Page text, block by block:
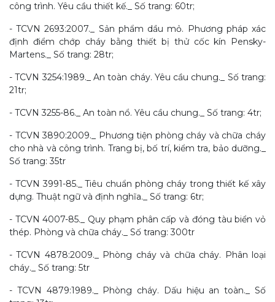
công trình. Yêu cầu thiết kế._ Số trang: 60tr;
- TCVN 2693:2007._ Sản phẩm dầu mỏ. Phương pháp xác
định điểm chớp cháy bằng thiết bị thử cốc kín Pensky-
Martens._ Số trang: 28tr;
- TCVN 3254:1989._ An toàn cháy. Yêu cầu chung._ Số trang:
21tr;
- TCVN 3255-86._ An toàn nổ. Yêu cầu chung._ Số trang: 4tr;
- TCVN 3890:2009._ Phương tiện phòng cháy và chữa cháy
cho nhà và công trình. Trang bị, bố trí, kiểm tra, bảo dưỡng._
Số trang: 35tr
- TCVN 3991-85._ Tiêu chuẩn phòng cháy trong thiết kế xây
dựng. Thuật ngữ và định nghĩa._ Số trang: 6tr;
- TCVN 4007-85._ Quy phạm phân cấp và đóng tàu biển vỏ
thép. Phòng và chữa cháy._ Số trang: 300tr
- TCVN 4878:2009._ Phòng cháy và chữa cháy. Phân loại
cháy._ Số trang: 5tr
- TCVN 4879:1989._ Phòng cháy. Dấu hiệu an toàn._ Số